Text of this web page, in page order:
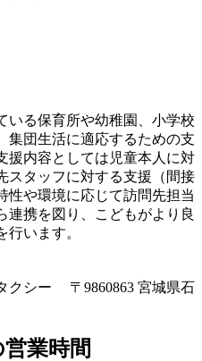
いる保育所や幼稚園、小学校
集団生活に適応するための支
援内容としては児童本人に対
スタッフに対する支援（間接
性や環境に応じて訪問先担当
連携を図り、こどもがより良
います。
クシー 〒9860863 宮城県石
業時間